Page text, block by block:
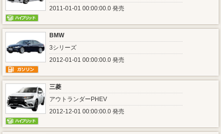
2011-01-01 00:00:00.0 発売
BMW
3シリーズ
2012-01-01 00:00:00.0 発売
三菱
アウトランダーPHEV
2012-12-01 00:00:00.0 発売